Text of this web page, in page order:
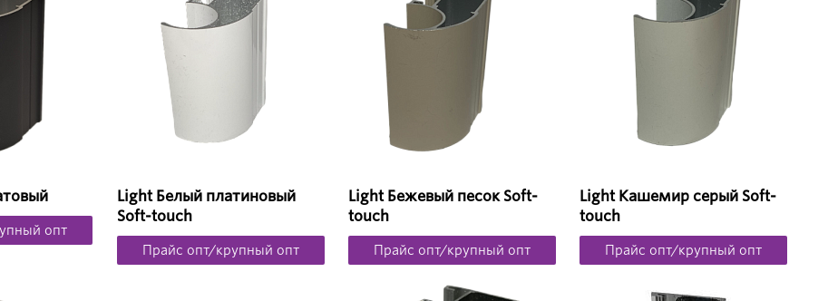
опт
Light Белый платиновый
Soft-touch
Прайс опт/крупный опт
Light Бежевый песок Soft-
touch
Прайс опт/крупный опт
Light Кашемир серый Soft-
touch
Прайс опт/крупный опт